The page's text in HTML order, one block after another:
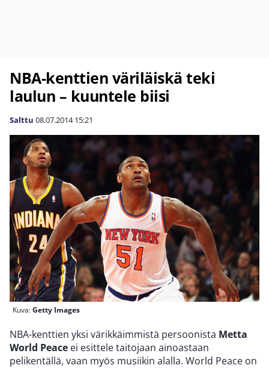
NBA-kenttien väriläiskä teki
laulun – kuuntele biisi
Salttu 08.07.2014 15:21
Kuva:Getty Images
NBA-kenttien yksi värikkäimmistä persoonista Metta
World Peace ei esittele taitojaan ainoastaan
pelikentällä, vaan myös musiikin alalla. World Peace on